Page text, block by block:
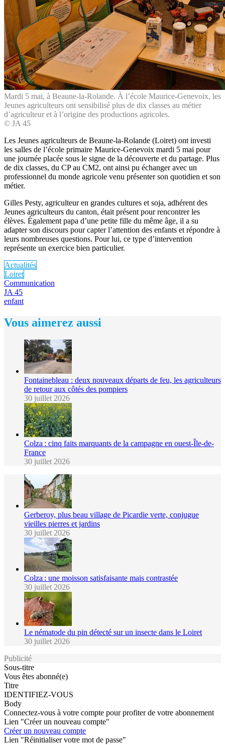
Mardi 5 mai, à Beaune-la-Rolande. À l’école Maurice-Genevoix, les
Jeunes agriculteurs ont sensibilisé plus de dix classes au métier
d’agriculteur et à l’origine des productions agricoles.
© JA 45
Les Jeunes agriculteurs de Beaune-la-Rolande (Loiret) ont investi
les salles de l’école primaire Maurice-Genevoix mardi 5 mai pour
une journée placée sous le signe de la découverte et du partage. Plus
de dix classes, du CP au CM2, ont ainsi pu échanger avec un
professionnel du monde agricole venu présenter son quotidien et son
métier.
Gilles Pesty, agriculteur en grandes cultures et soja, adhérent des
Jeunes agriculteurs du canton, était présent pour rencontrer les
élèves. Également papa d’une petite fille du même âge, il a su
adapter son discours pour capter l’attention des enfants et répondre à
leurs nombreuses questions. Pour lui, ce type d’intervention
représente un exercice bien particulier.
Actualités
Loiret
Communication
JA 45
enfant
Vous aimerez aussi
Fontainebleau : deux nouveaux départs de feu, les agriculteurs
de retour aux côtés des pompiers
30 juillet 2026
Colza : cinq faits marquants de la campagne en ouest-Île-de-
France
30 juillet 2026
Gerberoy, plus beau village de Picardie verte, conjugue
vieilles pierres et jardins
30 juillet 2026
Colza : une moisson satisfaisante mais contrastée
30 juillet 2026
Le nématode du pin détecté sur un insecte dans le Loiret
30 juillet 2026
Publicité
Sous-titre
Vous êtes abonné(e)
Titre
IDENTIFIEZ-VOUS
Body
Connectez-vous à votre compte pour profiter de votre abonnement
Lien "Créer un nouveau compte"
Créer un nouveau compte
Lien "Réinitialiser votre mot de passe"